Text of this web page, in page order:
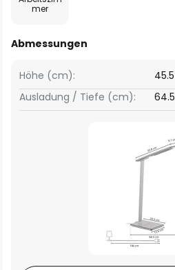
mer
Abmessungen
Höhe (cm):
45.5
Ausladung / Tiefe (cm):
64.5